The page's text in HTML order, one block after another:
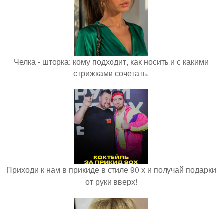
Челка - шторка: кому подходит, как носить и с какими
стрижками сочетать.
Приходи к нам в прикиде в стиле 90 х и получай подарки
от руки вверх!